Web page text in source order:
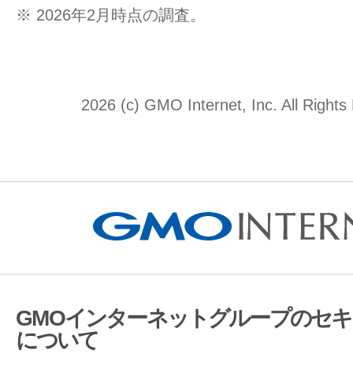
※ 2026年2月時点の調査。
2026 (c) GMO Internet, Inc. All Rights
GMOインターネットグループのセ
について